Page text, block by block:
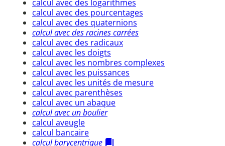
calcul avec des logarithmes
calcul avec des pourcentages
calcul avec des quaternions
calcul avec des racines carrées
calcul avec des radicaux
calcul avec les doigts
calcul avec les nombres complexes
calcul avec les puissances
calcul avec les unités de mesure
calcul avec parenthèses
calcul avec un abaque
calcul avec un boulier
calcul aveugle
calcul bancaire
calcul barycentrique